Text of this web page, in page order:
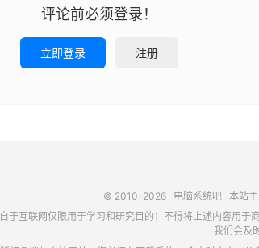
评论前必须登录！
立即登录 注册
© 2010-2026 电脑系统吧本站主
于互联网仅限用于学习和研究目的；不得将上述内容用
我们会及